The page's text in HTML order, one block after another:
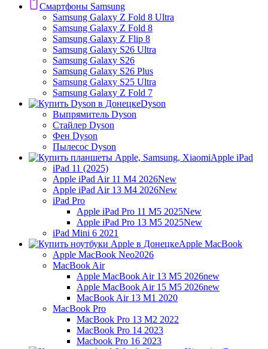
Смартфоны Samsung
Samsung Galaxy Z Fold 8 Ultra
Samsung Galaxy Z Fold 8
Samsung Galaxy Z Flip 8
Samsung Galaxy S26 Ultra
Samsung Galaxy S26
Samsung Galaxy S26 Plus
Samsung Galaxy S25 Ultra
Samsung Galaxy Z Fold 7
Dyson
Выпрямитель Dyson
Стайлер Dyson
Фен Dyson
Пылесос Dyson
Apple iPad
iPad 11 (2025)
Apple iPad Air 11 M4 2026New
Apple iPad Air 13 M4 2026New
iPad Pro
Apple iPad Pro 11 M5 2025New
Apple iPad Pro 13 M5 2025New
iPad Mini 6 2021
Apple MacBook
Apple MacBook Neo2026
MacBook Air
Apple MacBook Air 13 M5 2026new
Apple MacBook Air 15 M5 2026new
MacBook Air 13 M1 2020
MacBook Pro
MacBook Pro 13 M2 2022
MacBook Pro 14 2023
Macbook Pro 16 2023